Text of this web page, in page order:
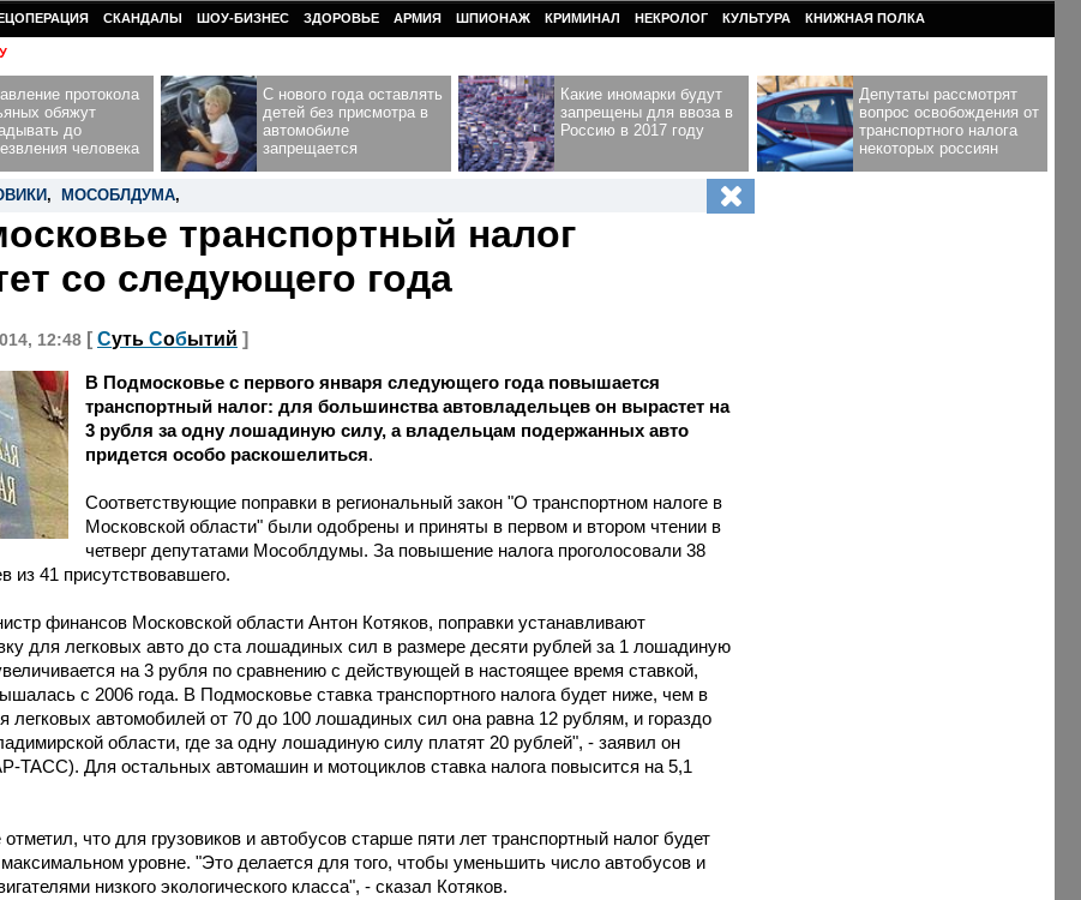
СКАНДАЛЫ ШОУ-БИЗНЕС ЗДОРОВЬЕ АРМИЯ ШПИОНАЖ КРИМИНАЛ НЕКРОЛОГ КУЛЬТУРА КНИЖНАЯ ПОЛКА
протокола
обяжут
до
человека
С нового года оставлять
детей без присмотра в
автомобиле
запрещается
Какие иномарки будут
запрещены для ввоза в
Россию в 2017 году
Депутаты рассмотрят
вопрос освобождения от
транспортного налога
некоторых россиян
, МОСОБЛДУМА,
транспортный налог
со следующего года
12:48 [ Суть Событий ]
В Подмосковье с первого января следующего года повышается
транспортный налог: для большинства автовладельцев он вырастет на
3 рубля за одну лошадиную силу, а владельцам подержанных авто
придется особо раскошелиться.
Соответствующие поправки в региональный закон "О транспортном налоге в
Московской области" были одобрены и приняты в первом и втором чтении в
четверг депутатами Мособлдумы. За повышение налога проголосовали 38
из 41 присутствовавшего.
финансов Московской области Антон Котяков, поправки устанавливают
для легковых авто до ста лошадиных сил в размере десяти рублей за 1 лошадиную
на 3 рубля по сравнению с действующей в настоящее время ставкой,
с 2006 года. В Подмосковье ставка транспортного налога будет ниже, чем в
легковых автомобилей от 70 до 100 лошадиных сил она равна 12 рублям, и гораздо
области, где за одну лошадиную силу платят 20 рублей", - заявил он
ТАСС). Для остальных автомашин и мотоциклов ставка налога повысится на 5,1
что для грузовиков и автобусов старше пяти лет транспортный налог будет
уровне. "Это делается для того, чтобы уменьшить число автобусов и
низкого экологического класса", - сказал Котяков.